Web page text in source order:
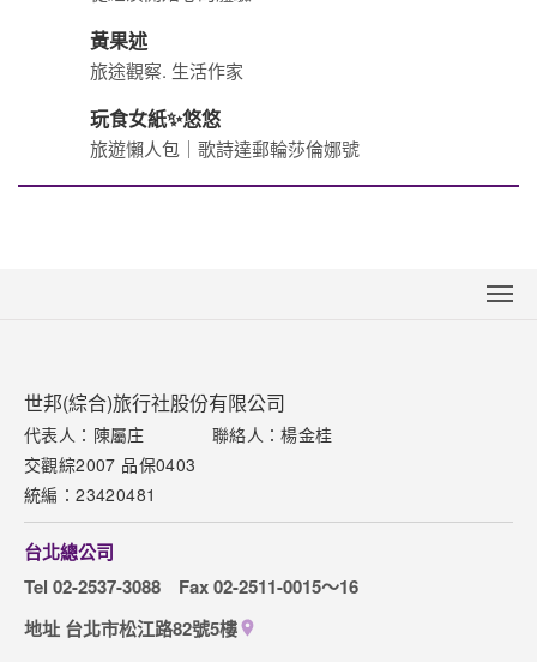
從紐澳開始心的體驗
黃果述
旅途觀察. 生活作家
玩食女紙✨悠悠
旅遊懶人包｜歌詩達郵輪莎倫娜號
新聞中心
聯絡我們
網站導覽
世邦(綜合)旅行社股份有限公司
代表人：陳屬庄
統編：23420481
台北總公司